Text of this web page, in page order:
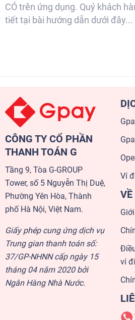
CÓ trên ứng dụng. Quý khách
tiết tại bài hướng dẫn dưới đây...
CÔNG TY CỔ PHẦN
THANH TOÁN G
Tầng 9, Tòa G-GROUP
Tower, số 5 Nguyễn Thị Duệ,
Phường Yên Hòa, Thành
phố Hà Nội, Việt Nam.
Giấy phép cung ứng dịch vụ
Trung gian thanh toán số:
37/GP-NHNN cấp ngày 15
tháng 04 năm 2020 bởi
Ngân Hàng Nhà Nước.
Ví
VỀ
ví